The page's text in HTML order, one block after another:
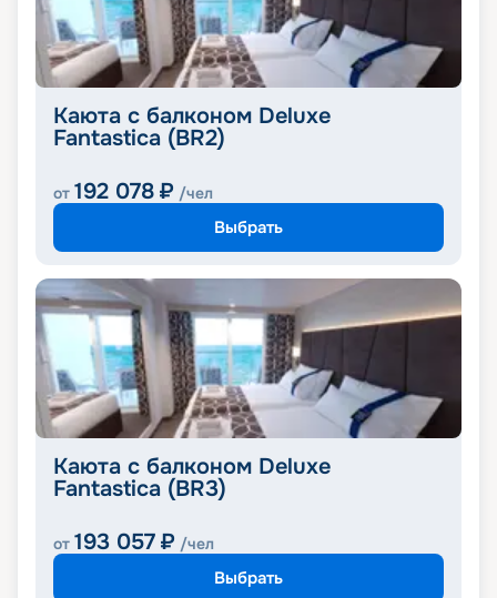
Каюта с балконом Deluxe
Fantastica (BR2)
от 192 078 ₽ /чел
Выбрать
Каюта с балконом Deluxe
Fantastica (BR3)
от 193 057 ₽ /чел
Выбрать